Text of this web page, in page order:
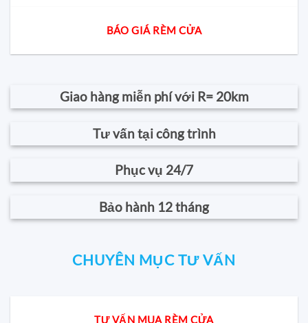
BÁO GIÁ RÈM CỬA
Giao hàng miễn phí với R= 20km
Tư vấn tại công trình
Phục vụ 24/7
Bảo hành 12 tháng
CHUYÊN MỤC TƯ VẤN
TƯ VẤN MUA RÈM CỬA